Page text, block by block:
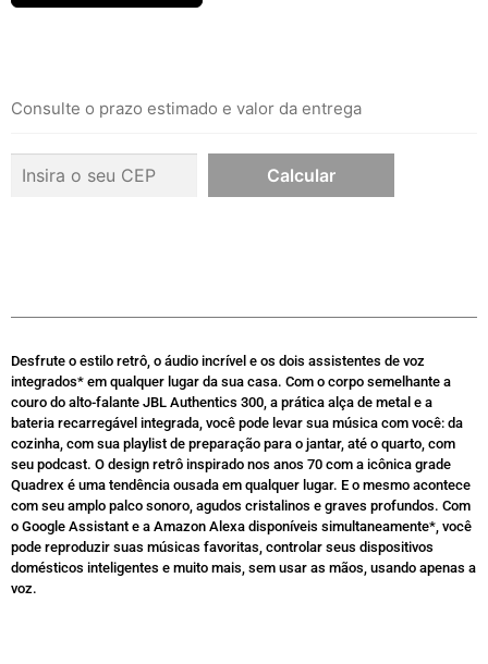
Consulte o prazo estimado e valor da entrega
Desfrute o estilo retrô, o áudio incrível e os dois assistentes de voz
integrados* em qualquer lugar da sua casa. Com o corpo semelhante a
couro do alto-falante JBL Authentics 300, a prática alça de metal e a
bateria recarregável integrada, você pode levar sua música com você: da
cozinha, com sua playlist de preparação para o jantar, até o quarto, com
seu podcast. O design retrô inspirado nos anos 70 com a icônica grade
Quadrex é uma tendência ousada em qualquer lugar. E o mesmo acontece
com seu amplo palco sonoro, agudos cristalinos e graves profundos. Com
o Google Assistant e a Amazon Alexa disponíveis simultaneamente*, você
pode reproduzir suas músicas favoritas, controlar seus dispositivos
domésticos inteligentes e muito mais, sem usar as mãos, usando apenas a
voz.